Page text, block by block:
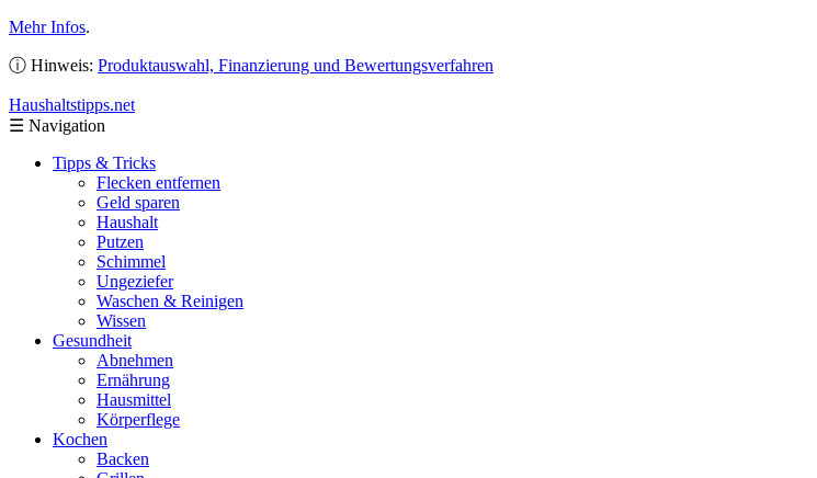
Mehr Infos.
ⓘ Hinweis: Produktauswahl, Finanzierung und Bewertungsverfahren
Haushaltstipps.net
☰ Navigation
Tipps & Tricks
Flecken entfernen
Geld sparen
Haushalt
Putzen
Schimmel
Ungeziefer
Waschen & Reinigen
Wissen
Gesundheit
Abnehmen
Ernährung
Hausmittel
Körperflege
Kochen
Backen